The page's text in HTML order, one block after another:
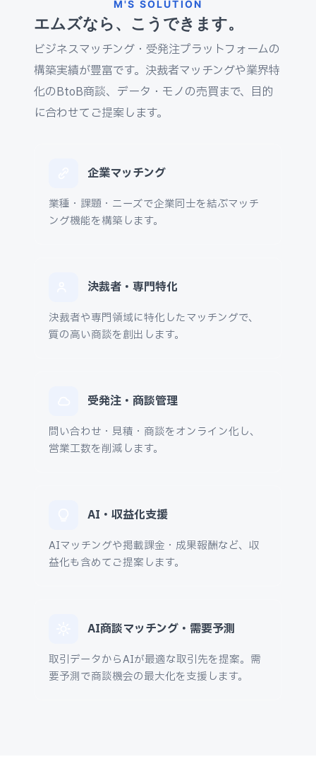
M'S SOLUTION
エムズなら、こうできます。
ビジネスマッチング・受発注プラットフォームの
構築実績が豊富です。決裁者マッチングや業界特
化のBtoB商談、データ・モノの売買まで、目的
に合わせてご提案します。
企業マッチング
業種・課題・ニーズで企業同士を結ぶマッチ
ング機能を構築します。
決裁者・専門特化
決裁者や専門領域に特化したマッチングで、
質の高い商談を創出します。
受発注・商談管理
問い合わせ・見積・商談をオンライン化し、
営業工数を削減します。
AI・収益化支援
AIマッチングや掲載課金・成果報酬など、収
益化も含めてご提案します。
AI商談マッチング・需要予測
取引データからAIが最適な取引先を提案。需
要予測で商談機会の最大化を支援します。